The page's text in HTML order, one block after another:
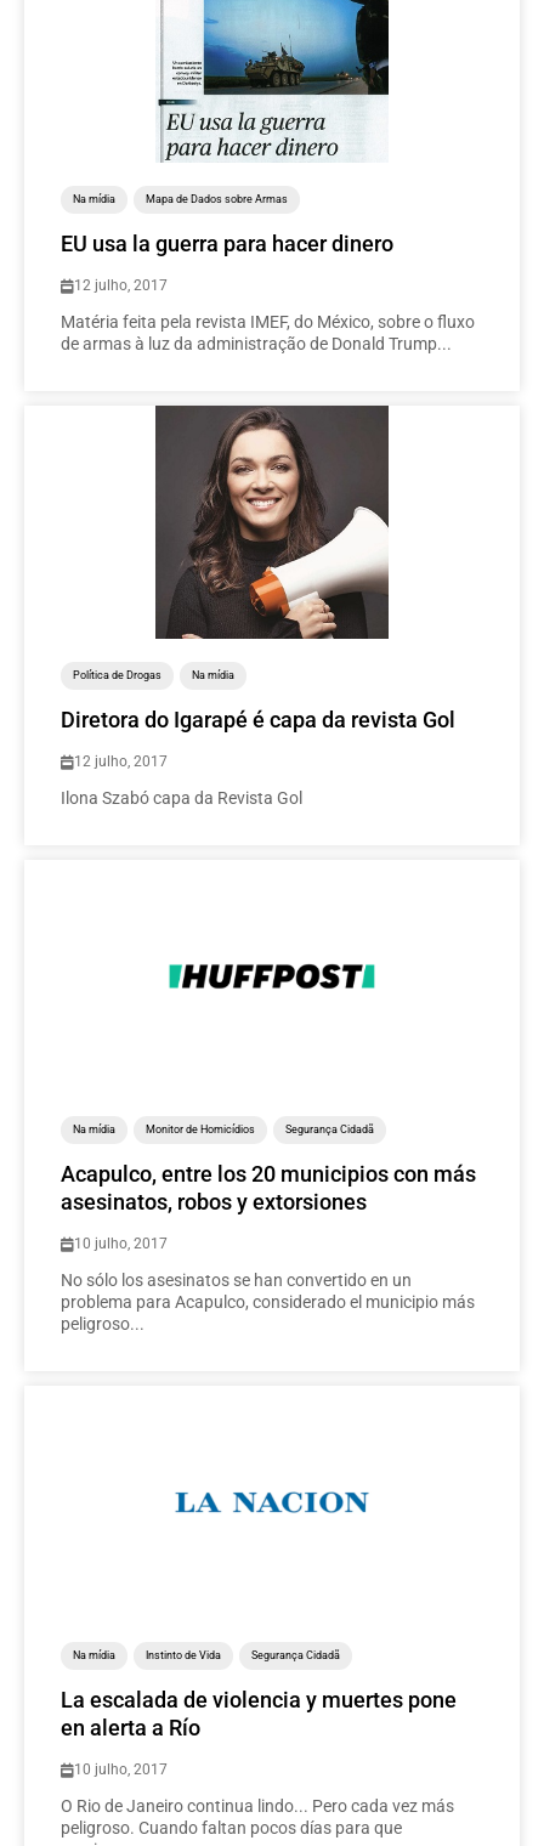
Na mídia Mapa de Dados sobre Armas
EU usa la guerra para hacer dinero
12 julho, 2017
Matéria feita pela revista IMEF, do México, sobre o fluxo
de armas à luz da administração de Donald Trump...
Política de Drogas Na mídia
Diretora do Igarapé é capa da revista Gol
12 julho, 2017
Ilona Szabó capa da Revista Gol
Na mídia Monitor de Homicídios Segurança Cidadã
Acapulco, entre los 20 municipios con más
asesinatos, robos y extorsiones
10 julho, 2017
No sólo los asesinatos se han convertido en un
problema para Acapulco, considerado el municipio más
peligroso...
Na mídia Instinto de Vida Segurança Cidadã
La escalada de violencia y muertes pone
en alerta a Río
10 julho, 2017
O Rio de Janeiro continua lindo... Pero cada vez más
peligroso. Cuando faltan pocos días para que